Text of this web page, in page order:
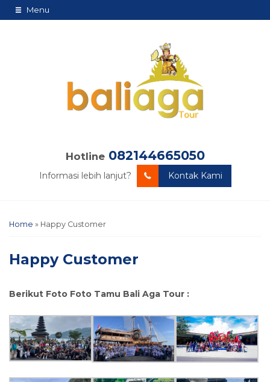
Menu
Hotline 082144665050
Informasi lebih lanjut? Kontak Kami
Home » Happy Customer
Happy Customer
Berikut Foto Foto Tamu Bali Aga Tour :